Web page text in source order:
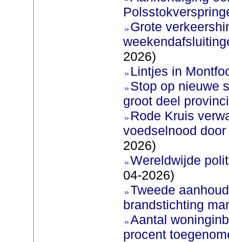
Grote
2026)
Lintjes in
Stop op nieuwe
groot deel
Rode Kruis
voedselnood
2026)
Wereldwijde
04-2026)
Tweede
brandstichting
Aantal
procent